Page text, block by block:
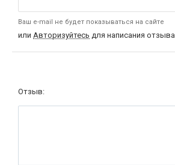
Ваш e-mail не будет показываться на сайте
или Авторизуйтесь для написания отзыва
Отзыв: